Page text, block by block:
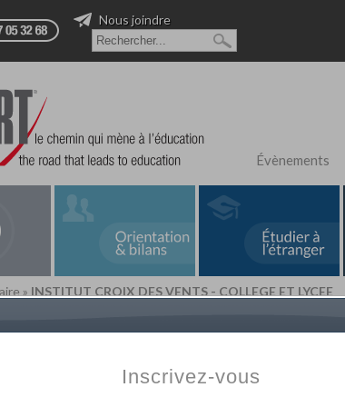
Nous joindre
Évènements
» INSTITUT CROIX DES VENTS - COLLEGE ET LYCEE
un
privé
votre
scolaire et des
Inscrivez-vous